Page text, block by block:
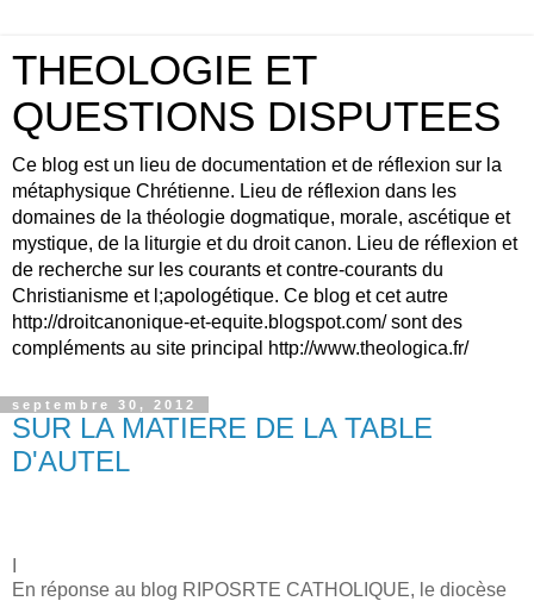
THEOLOGIE ET
QUESTIONS DISPUTEES
Ce blog est un lieu de documentation et de réflexion sur la
métaphysique Chrétienne. Lieu de réflexion dans les
domaines de la théologie dogmatique, morale, ascétique et
mystique, de la liturgie et du droit canon. Lieu de réflexion et
de recherche sur les courants et contre-courants du
Christianisme et l;apologétique. Ce blog et cet autre
http://droitcanonique-et-equite.blogspot.com/ sont des
compléments au site principal http://www.theologica.fr/
septembre 30, 2012
SUR LA MATIERE DE LA TABLE
D'AUTEL
En réponse au blog RIPOSRTE CATHOLIQUE, le diocèse